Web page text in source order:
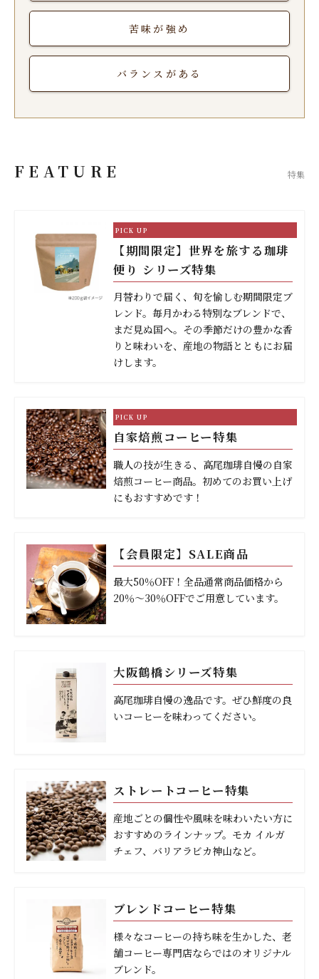
苦味が強め
バランスがある
FEATURE 特集
【期間限定】世界を旅する珈琲
便り シリーズ特集
月替わりで届く、旬を愉しむ期間限定ブ
レンド。毎月かわる特別なブレンドで、
まだ見ぬ国へ。その季節だけの豊かな香
りと味わいを、産地の物語とともにお届
けします。
自家焙煎コーヒー特集
職人の技が生きる、高尾珈琲自慢の自家
焙煎コーヒー商品。初めてのお買い上げ
にもおすすめです！
【会員限定】SALE商品
最大50％OFF！全品通常商品価格から
20％～30％OFFでご用意しています。
大阪鶴橋シリーズ特集
高尾珈琲自慢の逸品です。ぜひ鮮度の良
いコーヒーを味わってください。
ストレートコーヒー特集
産地ごとの個性や風味を味わいたい方に
おすすめのラインナップ。モカ イルガ
チェフ、バリアラビカ神山など。
ブレンドコーヒー特集
様々なコーヒーの持ち味を生かした、老
舗コーヒー専門店ならではのオリジナル
ブレンド。